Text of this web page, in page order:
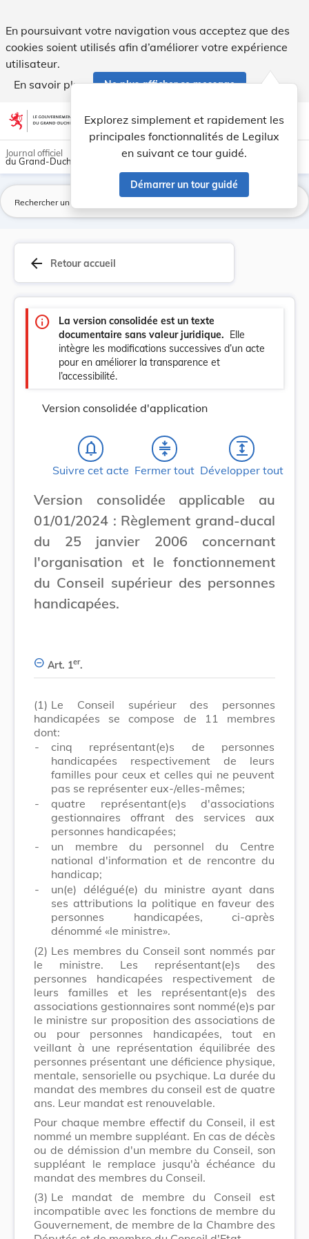
En poursuivant votre navigation vous acceptez que des
cookies soient utilisés afin d’améliorer votre expérience
utilisateur.
En savoir plus
Ne plus afficher ce message
Aller au contenu account_circle help Aide
Explorez simplement et rapidement les
principales fonctionnalités de Legilux
en suivant ce tour guidé.
Démarrer un tour guidé
light_mode dark_mode
Journal officiel
du Grand-Duché de Luxembourg
arrow_back Retour accueil
info
La version consolidée est un texte
documentaire sans valeur juridique. Elle
intègre les modifications successives d’un acte
pour en améliorer la transparence et
l’accessibilité.
Version consolidée d'application
notifications_none
Suivre cet acte
compress
Fermer tout
expand
Développer tout
Version consolidée applicable au
01/01/2024 : Règlement grand-ducal
du 25 janvier 2006 concernant
l'organisation et le fonctionnement
du Conseil supérieur des personnes
handicapées.
Art. 1er.
(1) Le Conseil supérieur des personnes
handicapées se compose de 11 membres
dont:
-
cinq représentant(e)s de personnes
handicapées respectivement de leurs
familles pour ceux et celles qui ne peuvent
pas se représenter eux-/elles-mêmes;
-
quatre représentant(e)s d'associations
gestionnaires offrant des services aux
personnes handicapées;
-
un membre du personnel du Centre
national d'information et de rencontre du
handicap;
-
un(e) délégué(e) du ministre ayant dans
ses attributions la politique en faveur des
personnes handicapées, ci-après
dénommé «le ministre».
(2) Les membres du Conseil sont nommés par
le ministre. Les représentant(e)s des
personnes handicapées respectivement de
leurs familles et les représentant(e)s des
associations gestionnaires sont nommé(e)s par
le ministre sur proposition des associations de
ou pour personnes handicapées, tout en
veillant à une représentation équilibrée des
personnes présentant une déficience physique,
mentale, sensorielle ou psychique. La durée du
mandat des membres du conseil est de quatre
ans. Leur mandat est renouvelable.
Pour chaque membre effectif du Conseil, il est
nommé un membre suppléant. En cas de décès
ou de démission d'un membre du Conseil, son
suppléant le remplace jusqu'à échéance du
mandat des membres du Conseil.
(3) Le mandat de membre du Conseil est
incompatible avec les fonctions de membre du
Gouvernement, de membre de la Chambre des